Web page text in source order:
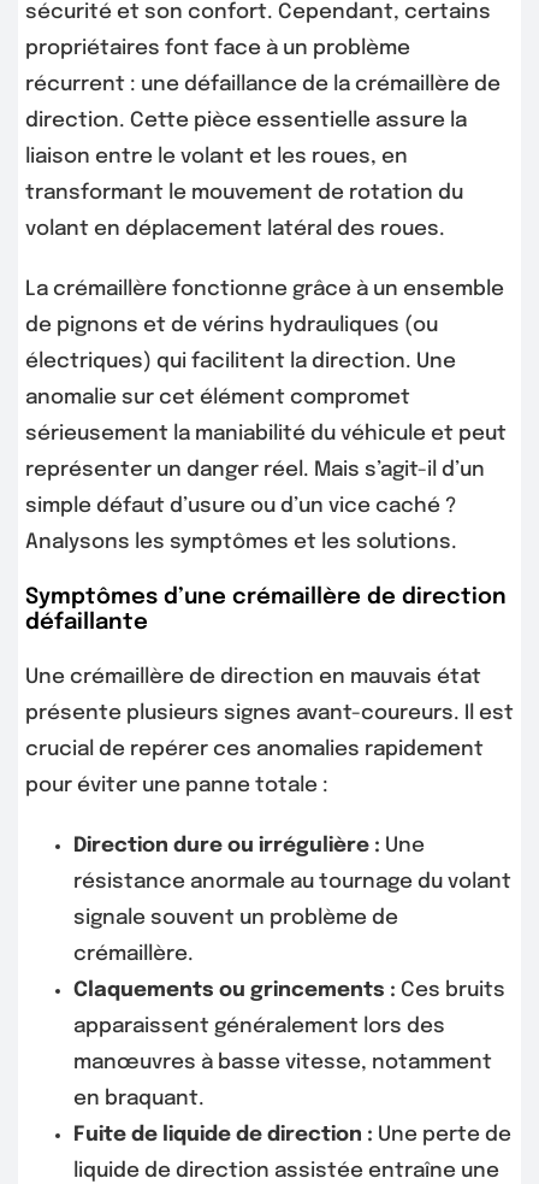
sécurité et son confort. Cependant, certains
propriétaires font face à un problème
récurrent : une défaillance de la crémaillère de
direction. Cette pièce essentielle assure la
liaison entre le volant et les roues, en
transformant le mouvement de rotation du
volant en déplacement latéral des roues.
La crémaillère fonctionne grâce à un ensemble
de pignons et de vérins hydrauliques (ou
électriques) qui facilitent la direction. Une
anomalie sur cet élément compromet
sérieusement la maniabilité du véhicule et peut
représenter un danger réel. Mais s’agit-il d’un
simple défaut d’usure ou d’un vice caché ?
Analysons les symptômes et les solutions.
Symptômes d’une crémaillère de direction
défaillante
Une crémaillère de direction en mauvais état
présente plusieurs signes avant-coureurs. Il est
crucial de repérer ces anomalies rapidement
pour éviter une panne totale :
Direction dure ou irrégulière : Une
résistance anormale au tournage du volant
signale souvent un problème de
crémaillère.
Claquements ou grincements : Ces bruits
apparaissent généralement lors des
manœuvres à basse vitesse, notamment
en braquant.
Fuite de liquide de direction : Une perte de
liquide de direction assistée entraîne une